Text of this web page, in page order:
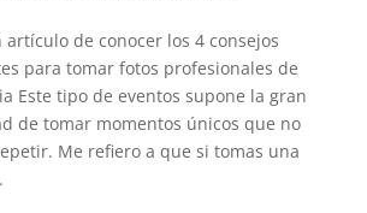
artículo de conocer los 4 consejos
para tomar fotos profesionales de
Este tipo de eventos supone la gran
de tomar momentos únicos que no
Me refiero a que si tomas una